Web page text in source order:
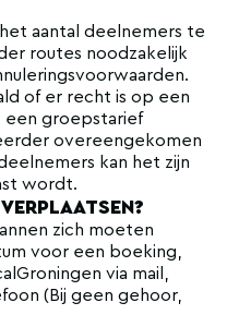
aantal deelnemers te
routes noodzakelijk
of er recht is op een
een groepstarief
overeengekomen
kan het zijn
wordt.
zich moeten
voor een boeking,
via mail,
(Bij geen gehoor,